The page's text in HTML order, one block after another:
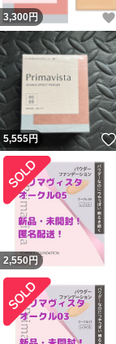
3,300円
5,555円
2,550円